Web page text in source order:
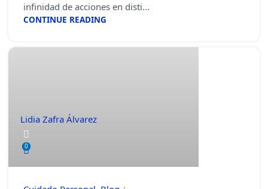
infinidad de acciones en disti...
CONTINUE READING
Lidia Zafra Álvarez
0